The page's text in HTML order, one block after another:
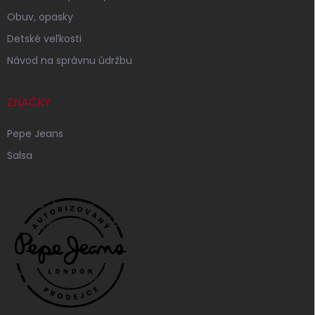
Obuv, opasky
Detské veľkosti
Návod na správnu údržbu
ZNAČKY
Pepe Jeans
Salsa